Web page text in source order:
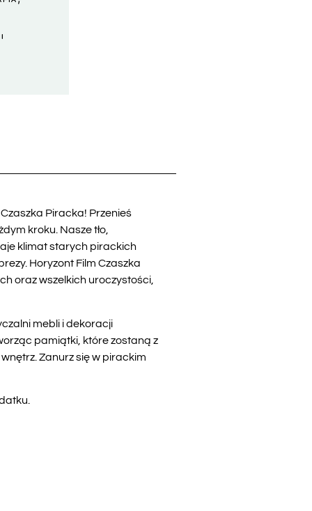
Piracka! Przenieś
kroku. Nasze tło,
klimat starych pirackich
Horyzont Film Czaszka
oraz wszelkich uroczystości,
mebli i dekoracji
pamiątki, które zostaną z
Zanurz się w pirackim